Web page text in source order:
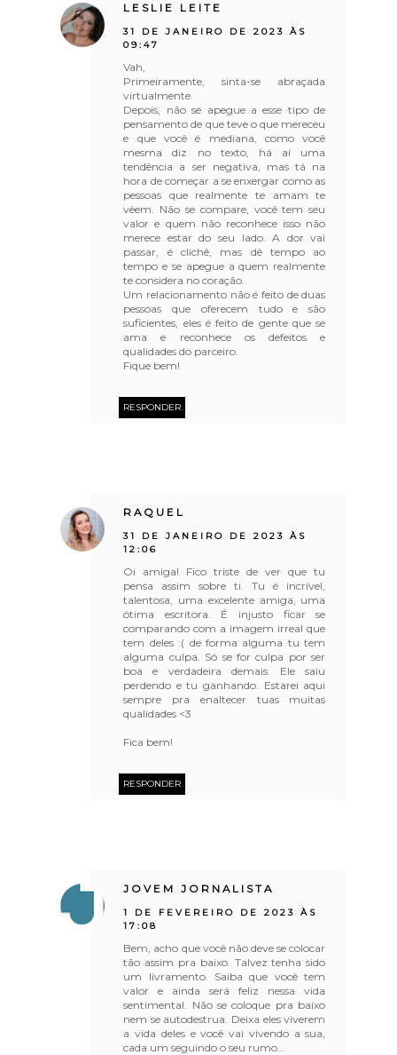
LESLIE LEITE
31 DE JANEIRO DE 2023 ÀS
09:47
Vah,
Primeiramente, sinta-se abraçada
virtualmente.
Depois, não se apegue a esse tipo de
pensamento de que teve o que mereceu
e que você é mediana, como você
mesma diz no texto, há aí uma
tendência a ser negativa, mas tá na
hora de começar a se enxergar como as
pessoas que realmente te amam te
vêem. Não se compare, você tem seu
valor e quem não reconhece isso não
merece estar do seu lado. A dor vai
passar, é clichê, mas dê tempo ao
tempo e se apegue a quem realmente
te considera no coração.
Um relacionamento não é feito de duas
pessoas que oferecem tudo e são
suficientes, eles é feito de gente que se
ama e reconhece os defeitos e
qualidades do parceiro.
Fique bem!
RESPONDER
RAQUEL
31 DE JANEIRO DE 2023 ÀS
12:06
Oi amiga! Fico triste de ver que tu
pensa assim sobre ti. Tu é incrível,
talentosa, uma excelente amiga, uma
ótima escritora. É injusto ficar se
comparando com a imagem irreal que
tem deles :( de forma alguma tu tem
alguma culpa. Só se for culpa por ser
boa e verdadeira demais. Ele saiu
perdendo e tu ganhando. Estarei aqui
sempre pra enaltecer tuas muitas
qualidades <3
Fica bem!
RESPONDER
JOVEM JORNALISTA
1 DE FEVEREIRO DE 2023 ÀS
17:08
Bem, acho que você não deve se colocar
tão assim pra baixo. Talvez tenha sido
um livramento. Saiba que você tem
valor e ainda será feliz nessa vida
sentimental. Não se coloque pra baixo
nem se autodestrua. Deixa eles viverem
a vida deles e você vai vivendo a sua,
cada um seguindo o seu rumo...